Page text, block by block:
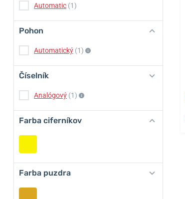
Automatic (1)
Pohon
Automatický (1)
Číselník
Analógový (1)
Farba ciferníkov
Farba puzdra